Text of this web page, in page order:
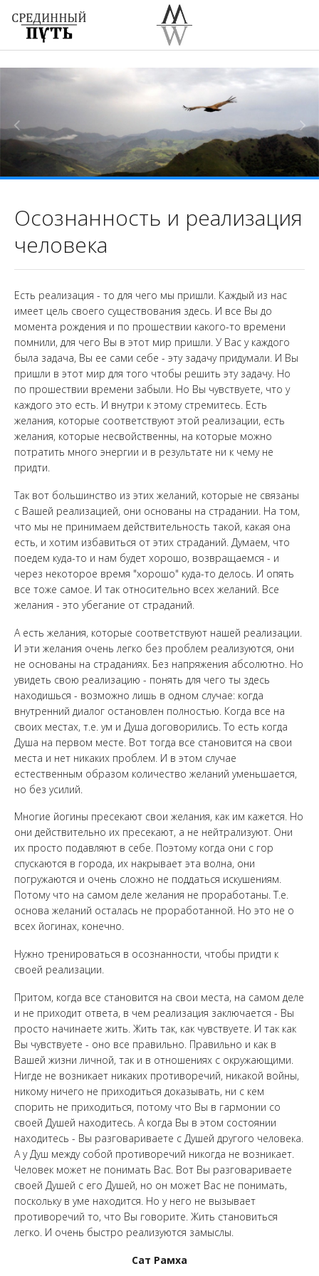
Осознанность и реализация
человека
Есть реализация - то для чего мы пришли. Каждый из нас
имеет цель своего существования здесь. И все Вы до
момента рождения и по прошествии какого-то времени
помнили, для чего Вы в этот мир пришли. У Вас у каждого
была задача, Вы ее сами себе - эту задачу придумали. И Вы
пришли в этот мир для того чтобы решить эту задачу. Но
по прошествии времени забыли. Но Вы чувствуете, что у
каждого это есть. И внутри к этому стремитесь. Есть
желания, которые соответствуют этой реализации, есть
желания, которые несвойственны, на которые можно
потратить много энергии и в результате ни к чему не
придти.
Так вот большинство из этих желаний, которые не связаны
с Вашей реализацией, они основаны на страдании. На том,
что мы не принимаем действительность такой, какая она
есть, и хотим избавиться от этих страданий. Думаем, что
поедем куда-то и нам будет хорошо, возвращаемся - и
через некоторое время "хорошо" куда-то делось. И опять
все тоже самое. И так относительно всех желаний. Все
желания - это убегание от страданий.
А есть желания, которые соответствуют нашей реализации.
И эти желания очень легко без проблем реализуются, они
не основаны на страданиях. Без напряжения абсолютно. Но
увидеть свою реализацию - понять для чего ты здесь
находишься - возможно лишь в одном случае: когда
внутренний диалог остановлен полностью. Когда все на
своих местах, т.е. ум и Душа договорились. То есть когда
Душа на первом месте. Вот тогда все становится на свои
места и нет никаких проблем. И в этом случае
естественным образом количество желаний уменьшается,
но без усилий.
Многие йогины пресекают свои желания, как им кажется. Но
они действительно их пресекают, а не нейтрализуют. Они
их просто подавляют в себе. Поэтому когда они с гор
спускаются в города, их накрывает эта волна, они
погружаются и очень сложно не поддаться искушениям.
Потому что на самом деле желания не проработаны. Т.е.
основа желаний осталась не проработанной. Но это не о
всех йогинах, конечно.
Нужно тренироваться в осознанности, чтобы придти к
своей реализации.
Притом, когда все становится на свои места, на самом деле
и не приходит ответа, в чем реализация заключается - Вы
просто начинаете жить. Жить так, как чувствуете. И так как
Вы чувствуете - оно все правильно. Правильно и как в
Вашей жизни личной, так и в отношениях с окружающими.
Нигде не возникает никаких противоречий, никакой войны,
никому ничего не приходиться доказывать, ни с кем
спорить не приходиться, потому что Вы в гармонии со
своей Душей находитесь. А когда Вы в этом состоянии
находитесь - Вы разговариваете с Душей другого человека.
А у Душ между собой противоречий никогда не возникает.
Человек может не понимать Вас. Вот Вы разговариваете
своей Душей с его Душей, но он может Вас не понимать,
поскольку в уме находится. Но у него не вызывает
противоречий то, что Вы говорите. Жить становиться
легко. И очень быстро реализуются замыслы.
Сат Рамха